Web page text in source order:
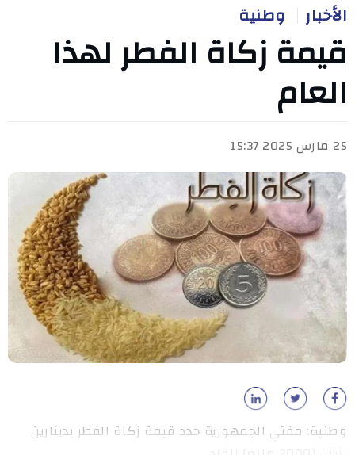
الأخبار وطنية
قيمة زكاة الفطر لهذا
العام
25 مارس 2025 15:37
وطنية: مفتي الجمهورية حدد قيمة زكاة الفطر بدينارين